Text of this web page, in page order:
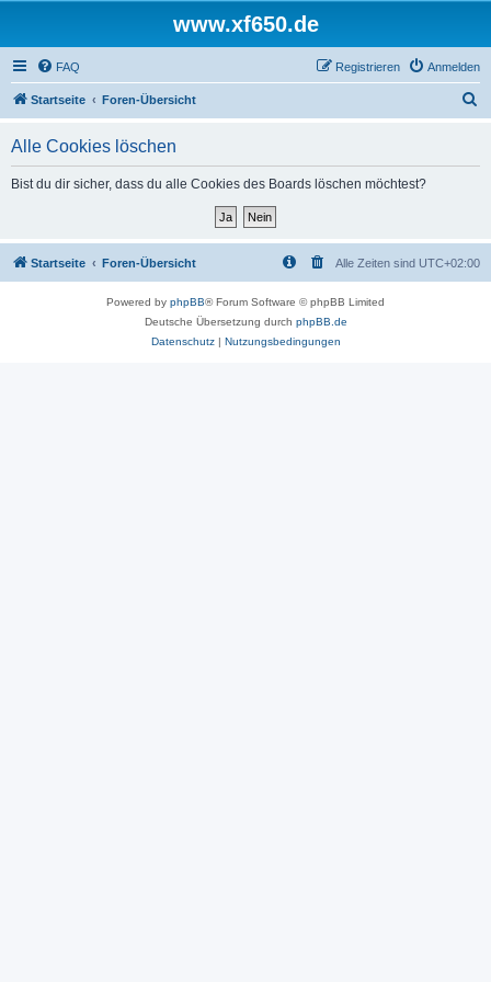
www.xf650.de
FAQ Anmelden
Registrieren
Startseite Foren-Übersicht
Alle Cookies löschen
Bist du dir sicher, dass du alle Cookies des Boards löschen möchtest?
Startseite Foren-Übersicht Alle Zeiten sind UTC+02:00
Powered by phpBB® Forum Software © phpBB Limited
Deutsche Übersetzung durch phpBB.de
Datenschutz| Nutzungsbedingungen